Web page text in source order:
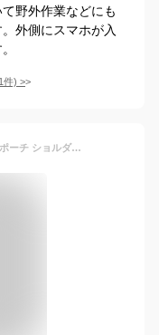
野外作業などにも
外側にスマホが入
1件) >
ウエストバッグ ヒップバッグ ウエストポーチ ショルダーバッグ 3way バッグ 防水 自転車 バッグ 釣り ルアーバッグ エギングバッグ サバゲー ジギング バッグ レイマーク RAYMARC 007